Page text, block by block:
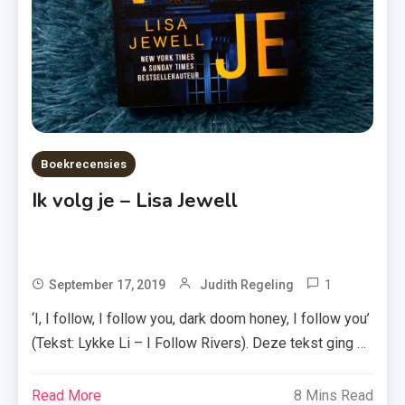
Recensie
,
Recensie-
Exemplaar
,
Thriller
Boekrecensies
Ik volg je – Lisa Jewell
September 17, 2019 Judith Regeling 1
Bruna
,
Volg
‘I, I follow, I follow you, dark doom honey, I follow you’
(Tekst: Lykke Li – I Follow Rivers). Deze tekst ging er
van Lisa Jewell. Benieuwd hoe ik dat boek heb
Read More 8 Mins Read